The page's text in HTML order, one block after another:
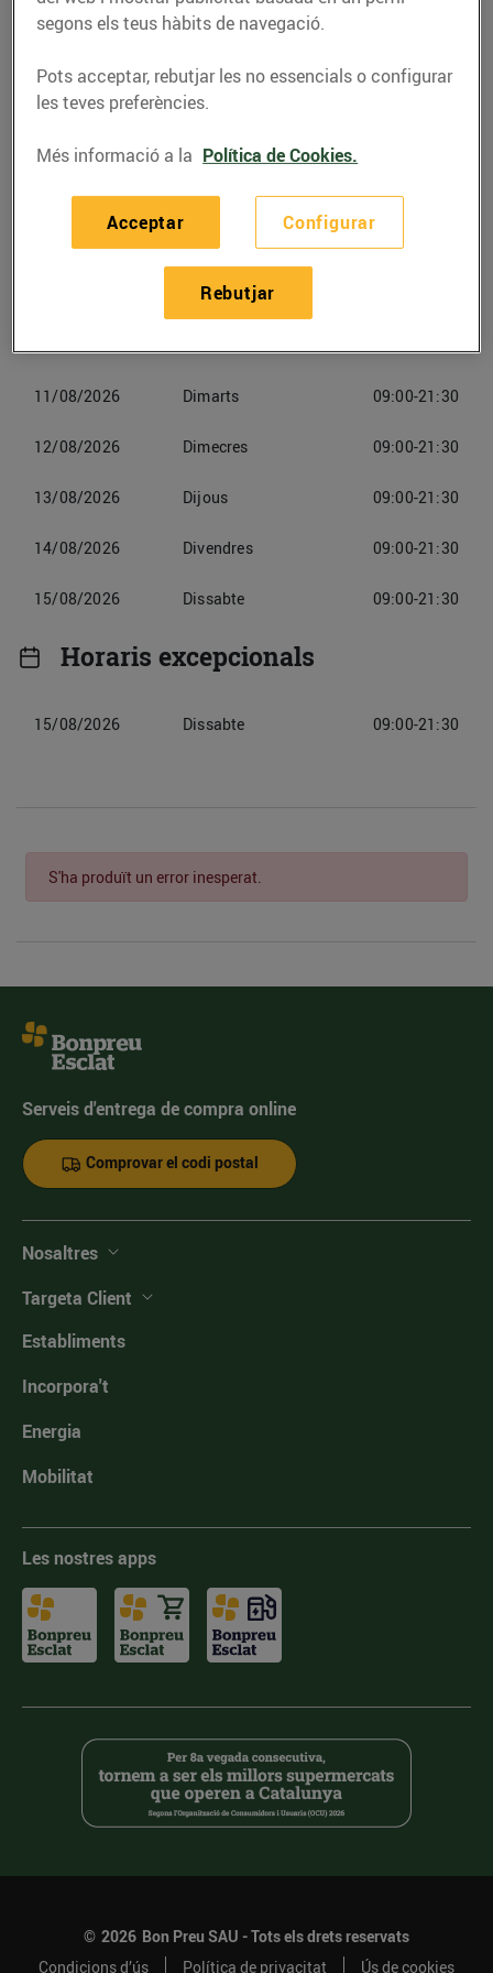
Horaris Bonpreuesclat Online
08/08/2026 Dissabte 09:00-21:30
Diumenge
10/08/2026 Dilluns 09:00-21:30
11/08/2026 Dimarts 09:00-21:30
12/08/2026 Dimecres 09:00-21:30
13/08/2026 Dijous 09:00-21:30
14/08/2026 Divendres 09:00-21:30
15/08/2026 Dissabte 09:00-21:30
Horaris excepcionals
15/08/2026 Dissabte 09:00-21:30
S'ha produït un error inesperat.
Serveis d'entrega de compra online
Comprovar el codi postal
Nosaltres
Targeta Client
Establiments
Incorpora't
Energia
Mobilitat
Les nostres apps
© 2026 Bon Preu SAU - Tots els drets reservats
Condicions d’ús
Política de privacitat Ús de cookies
segons els teus hàbits de navegació.
Pots acceptar, rebutjar les no essencials o configurar
les teves preferències.
Més informació a la Política de Cookies.
Configurar
Rebutjar
Acceptar